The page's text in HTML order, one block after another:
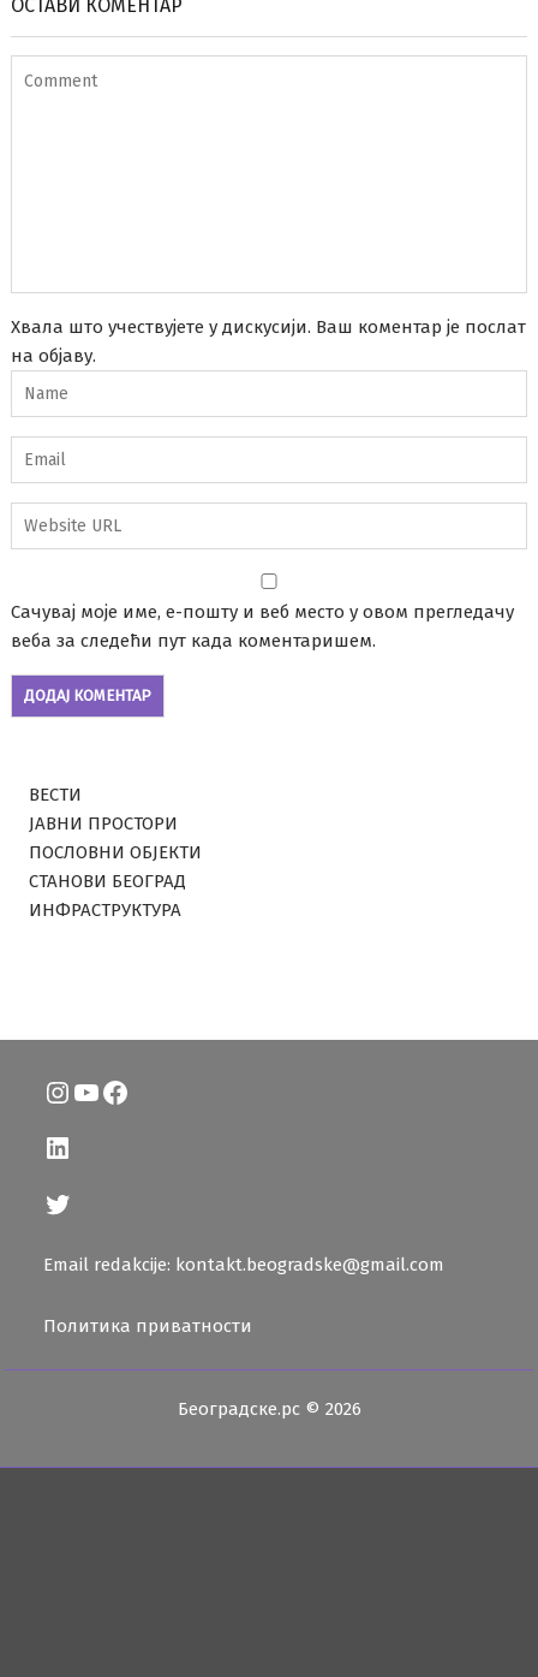
ОСТАВИ КОМЕНТАР
Хвала што учествујете у дискусији. Ваш коментар је послат
на објаву.
Сачувај моје име, е-пошту и веб место у овом прегледачу
веба за следећи пут када коментаришем.
ВЕСТИ
ЈАВНИ ПРОСТОРИ
ПОСЛОВНИ ОБЈЕКТИ
СТАНОВИ БЕОГРАД
ИНФРАСТРУКТУРА
Instagram
YouTube
Facebook
LinkedIn
Twitter
Email redakcije: kontakt.beogradske@gmail.com
Политика приватности
Београдске.рс © 2026